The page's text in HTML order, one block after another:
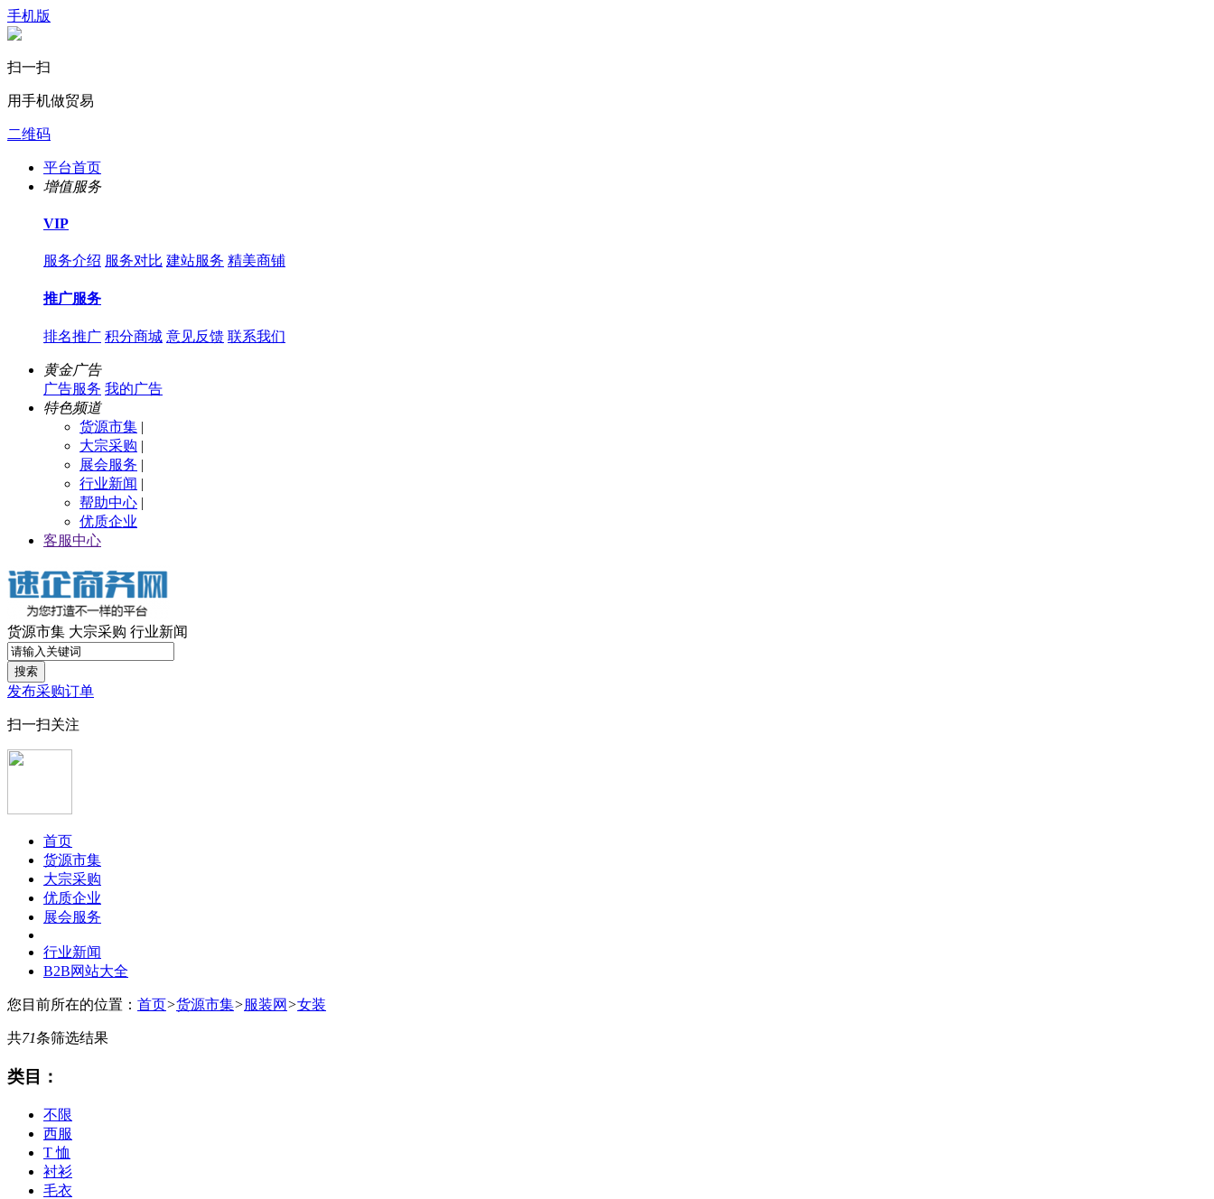
手机版
扫一扫
用手机做贸易
二维码
平台首页
增值服务
VIP
服务介绍 服务对比 建站服务 精美商铺
推广服务
排名推广 积分商城 意见反馈 联系我们
黄金广告
广告服务 我的广告
特色频道
货源市集 |
大宗采购 |
展会服务 |
行业新闻 |
帮助中心 |
优质企业
客服中心
货源市集 大宗采购 行业新闻
搜索
发布采购订单
扫一扫关注
首页
货源市集
大宗采购
优质企业
展会服务
行业新闻
B2B网站大全
您目前所在的位置： 首页>货源市集>服装网 >女装
共71条筛选结果
类目：
不限
西服
T 恤
衬衫
毛衣